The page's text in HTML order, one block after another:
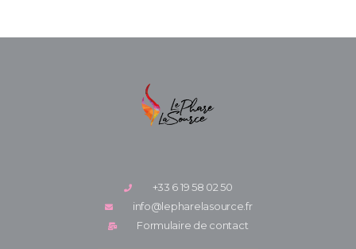
+33 6 19 58 02 50
info@lepharelasource.fr
Formulaire de contact